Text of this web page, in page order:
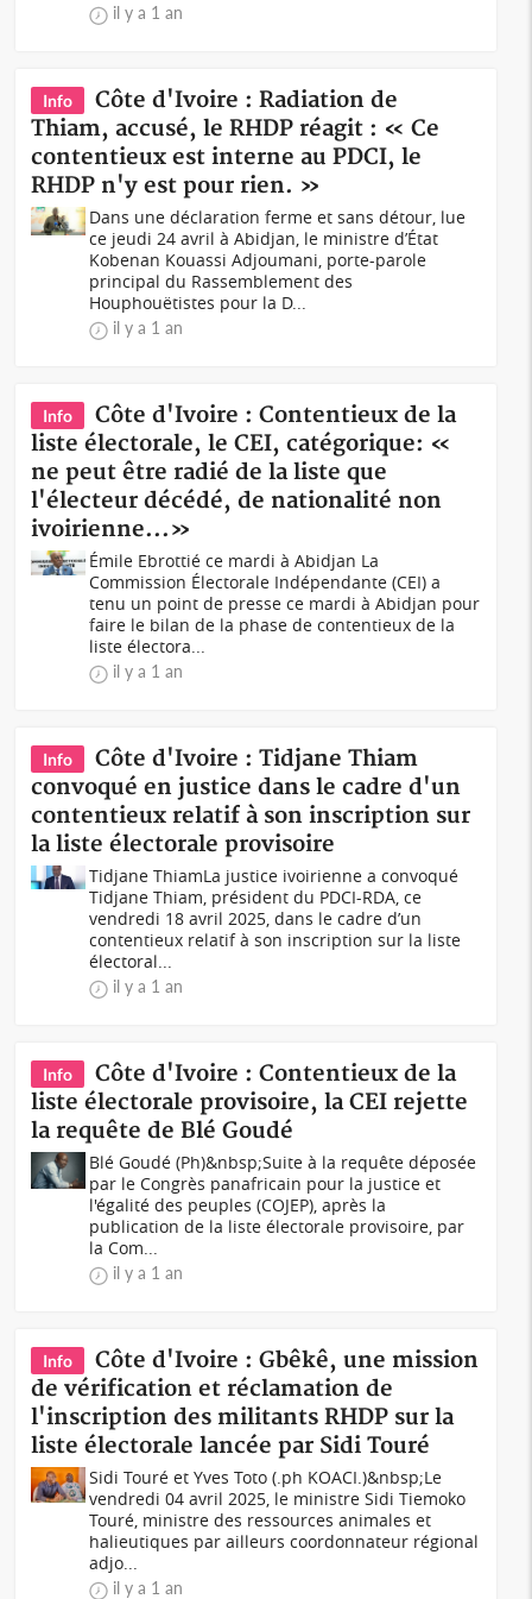
il y a 1 an
Info
Côte d'Ivoire : Radiation de
Thiam, accusé, le RHDP réagit : « Ce
contentieux est interne au PDCI, le
RHDP n'y est pour rien. »
Dans une déclaration ferme et sans détour, lue
ce jeudi 24 avril à Abidjan, le ministre d’État
Kobenan Kouassi Adjoumani, porte-parole
principal du Rassemblement des
Houphouëtistes pour la D...
il y a 1 an
Info
Côte d'Ivoire : Contentieux de la
liste électorale, le CEI, catégorique: «
ne peut être radié de la liste que
l'électeur décédé, de nationalité non
ivoirienne...»
Émile Ebrottié ce mardi à Abidjan La
Commission Électorale Indépendante (CEI) a
tenu un point de presse ce mardi à Abidjan pour
faire le bilan de la phase de contentieux de la
liste électora...
il y a 1 an
Info
Côte d'Ivoire : Tidjane Thiam
convoqué en justice dans le cadre d'un
contentieux relatif à son inscription sur
la liste électorale provisoire
Tidjane ThiamLa justice ivoirienne a convoqué
Tidjane Thiam, président du PDCI-RDA, ce
vendredi 18 avril 2025, dans le cadre d’un
contentieux relatif à son inscription sur la liste
électoral...
il y a 1 an
Info
Côte d'Ivoire : Contentieux de la
liste électorale provisoire, la CEI rejette
la requête de Blé Goudé
Blé Goudé (Ph)&nbsp;Suite à la requête déposée
par le Congrès panafricain pour la justice et
l'égalité des peuples (COJEP), après la
publication de la liste électorale provisoire, par
la Com...
il y a 1 an
Info
Côte d'Ivoire : Gbêkê, une mission
de vérification et réclamation de
l'inscription des militants RHDP sur la
liste électorale lancée par Sidi Touré
Sidi Touré et Yves Toto (.ph KOACI.)&nbsp;Le
vendredi 04 avril 2025, le ministre Sidi Tiemoko
Touré, ministre des ressources animales et
halieutiques par ailleurs coordonnateur régional
adjo...
il y a 1 an